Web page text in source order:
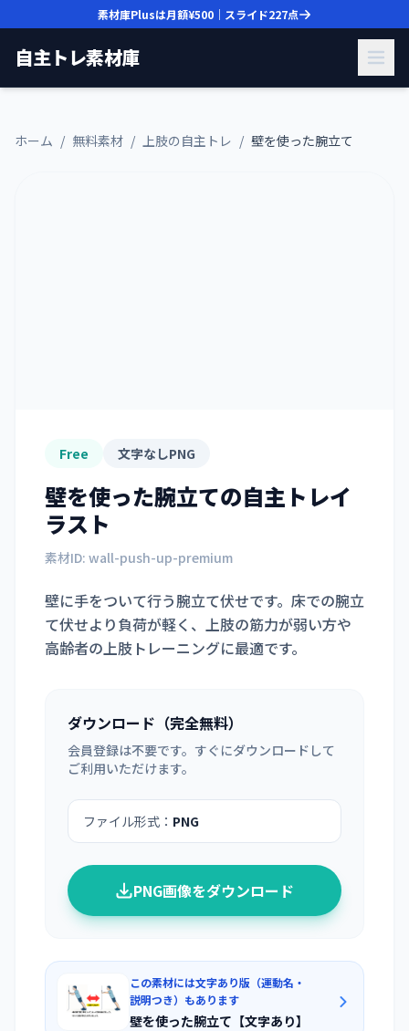
素材庫Plusは月額¥500 ｜スライド227点
自主トレ素材庫
ホーム / 無料素材 / 上肢の自主トレ / 壁を使った腕立て
Free 文字なしPNG
壁を使った腕立ての自主トレイ
ラスト
素材ID: wall-push-up-premium
壁に手をついて行う腕立て伏せです。床での腕立
て伏せより負荷が軽く、上肢の筋力が弱い方や
高齢者の上肢トレーニングに最適です。
ダウンロード（完全無料）
会員登録は不要です。すぐにダウンロードして
ご利用いただけます。
ファイル形式： PNG
PNG画像をダウンロード
この素材には文字あり版（運動名・
説明つき）もあります
壁を使った腕立て【文字あり】